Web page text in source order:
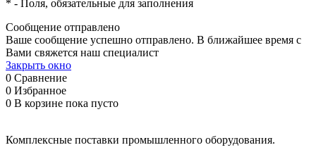
* - Поля, обязательные для заполнения
Сообщение отправлено
Ваше сообщение успешно отправлено. В ближайшее время с
Вами свяжется наш специалист
Закрыть окно
0 Сравнение
0 Избранное
0 В корзине пока пусто
Комплексные поставки промышленного оборудования.